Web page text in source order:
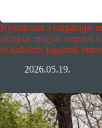
Nyilatkozat a kárpátaljai
ukrajnai magyar nemzeti
és kollektív jogainak
2026.05.19.